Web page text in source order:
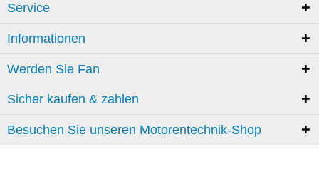
Service
Informationen
Werden Sie Fan
Sicher kaufen & zahlen
Besuchen Sie unseren Motorentechnik-Shop